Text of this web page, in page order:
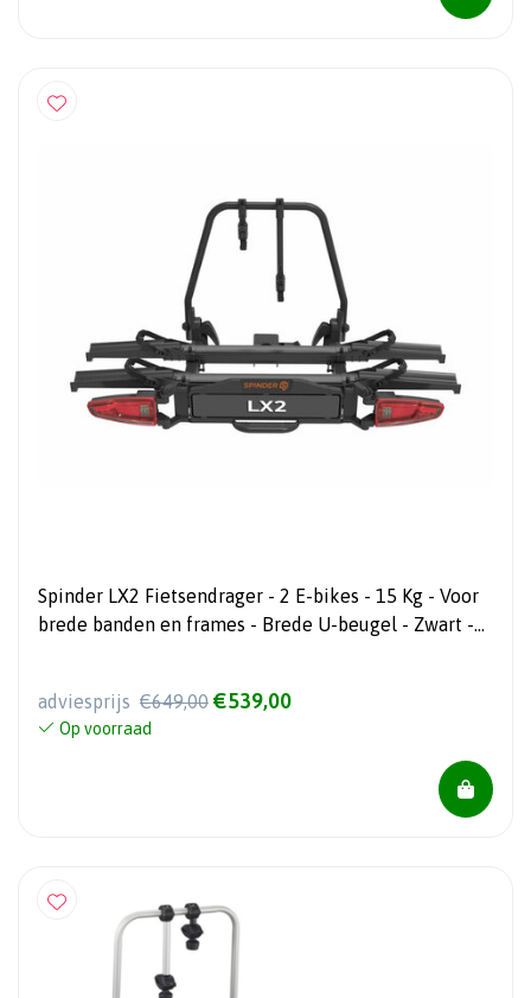
Spinder LX2 Fietsendrager - 2 E-bikes - 15 Kg - Voor
brede banden en frames - Brede U-beugel - Zwart -
adviesprijs €649,00 €539,00
Op voorraad